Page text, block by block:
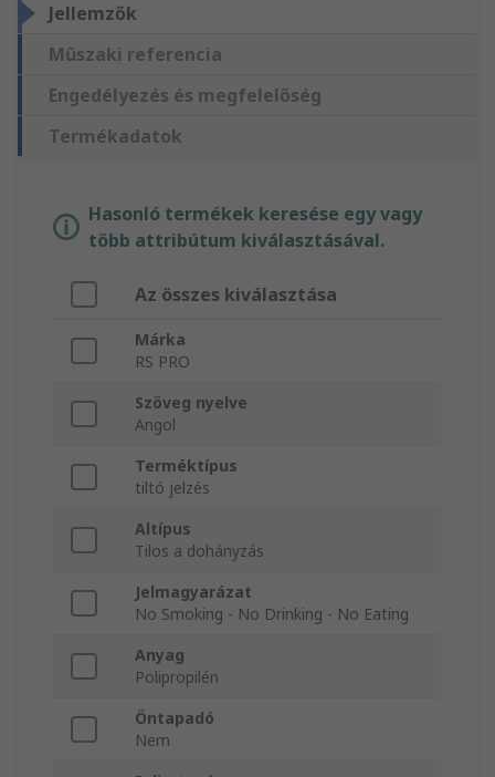
Jellemzők
Műszaki referencia
Engedélyezés és megfelelőség
Termékadatok
Hasonló termékek keresése egy vagy
több attribútum kiválasztásával.
Az összes kiválasztása
Márka
RS PRO
Szöveg nyelve
Angol
Terméktípus
tiltó jelzés
Altípus
Tilos a dohányzás
Jelmagyarázat
No Smoking - No Drinking - No Eating
Anyag
Polipropilén
Öntapadó
Nem